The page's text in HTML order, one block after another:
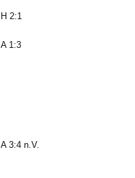
H 2:1
A 1:3
A 3:4 n.V.